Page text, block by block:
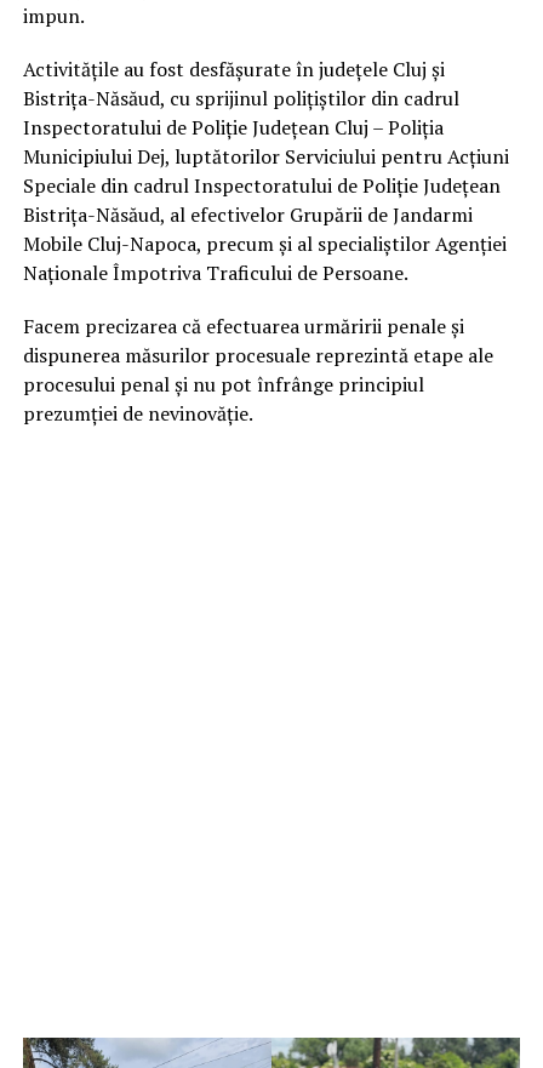
impun.
Activitățile au fost desfășurate în județele Cluj și
Bistrița-Năsăud, cu sprijinul polițiștilor din cadrul
Inspectoratului de Poliție Județean Cluj – Poliția
Municipiului Dej, luptătorilor Serviciului pentru Acțiuni
Speciale din cadrul Inspectoratului de Poliție Județean
Bistrița-Năsăud, al efectivelor Grupării de Jandarmi
Mobile Cluj-Napoca, precum și al specialiștilor Agenției
Naționale Împotriva Traficului de Persoane.
Facem precizarea că efectuarea urmăririi penale și
dispunerea măsurilor procesuale reprezintă etape ale
procesului penal și nu pot înfrânge principiul
prezumției de nevinovăție.